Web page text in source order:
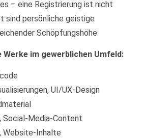
– eine Registrierung ist nicht
sind persönliche geistige
Schöpfungshöhe.
im gewerblichen Umfeld:
UI/UX-Design
Social-Media-Content
Website-Inhalte